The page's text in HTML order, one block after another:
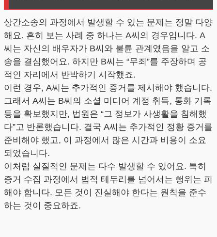
상간소송의 과정에서 발생할 수 있는 문제는 정말 다양
해요. 흔히 보는 사례 중 하나는 A씨의 경우입니다. A
씨는 자신의 배우자가 B씨와 불륜 관계였음을 알고 소
송을 결심했어요. 하지만 B씨는 “무죄”를 주장하며 공
적인 자리에서 반박하기 시작했죠.
이런 경우, A씨는 추가적인 증거를 제시해야 했습니다.
그래서 A씨는 B씨의 소셜 미디어 계정 취득, 통화 기록
등을 확보했지만, 법원은 “그 정보가 사생활을 침해했
다”고 반론했습니다. 결국 A씨는 추가적인 정황 증거를
준비해야 했고, 이 과정에서 많은 시간과 비용이 소요
되었습니다.
이처럼 실질적인 문제는 다수 발생할 수 있어요. 특히
증거 수집 과정에서 법적 테두리를 넘어서는 행위는 피
해야 합니다. 모든 것이 진실해야 한다는 원칙을 준수
하는 것이 중요하죠.